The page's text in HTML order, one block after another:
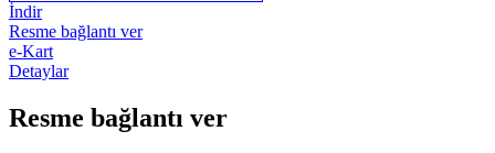
İndir
Resme bağlantı ver
e-Kart
Detaylar
Resme bağlantı ver